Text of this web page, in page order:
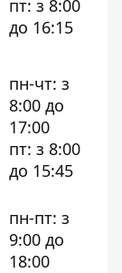
пт: з 8:00
до 16:15
пн-чт: з
8:00 до
17:00
пт: з 8:00
до 15:45
пн-пт: з
9:00 до
18:00